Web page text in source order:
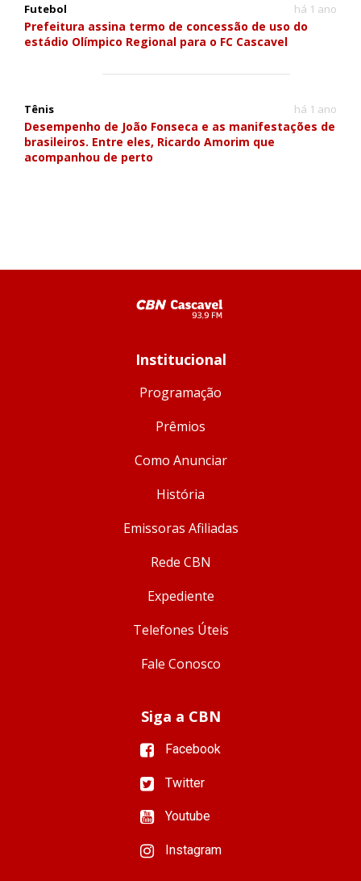
Futebol há 1 ano
Prefeitura assina termo de concessão de uso do
estádio Olímpico Regional para o FC Cascavel
Tênis há 1 ano
Desempenho de João Fonseca e as manifestações de
brasileiros. Entre eles, Ricardo Amorim que
acompanhou de perto
Institucional
Programação
Prêmios
Como Anunciar
História
Emissoras Afiliadas
Rede CBN
Expediente
Telefones Úteis
Fale Conosco
Siga a CBN
Facebook
Twitter
Youtube
Instagram